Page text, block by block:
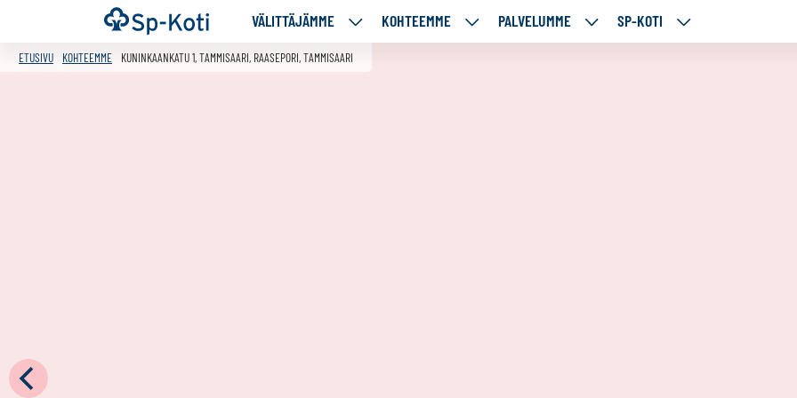
Siirry
sisältöön
Etusivu VÄLITTÄJÄMME
VÄLITTÄJÄMME
KOHTEEMME
KOHTEEMME
PALVELUMME
PALVELUMME
SP-KOTI
SP-
ETUSIVU KOHTEEMME KUNINKAANKATU 1, TAMMISAARI, RAASEPORI, TAMMISAARI